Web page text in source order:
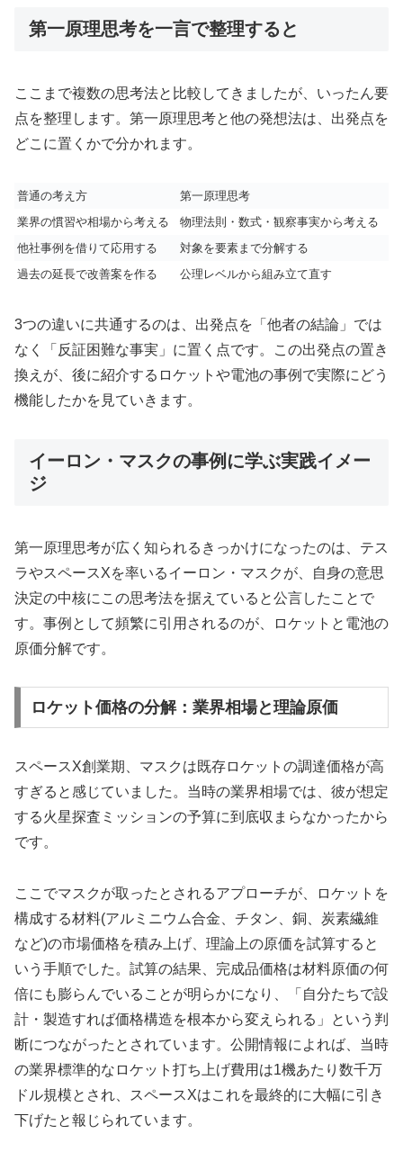
第一原理思考を一言で整理すると
ここまで複数の思考法と比較してきましたが、いったん要
点を整理します。第一原理思考と他の発想法は、出発点を
どこに置くかで分かれます。
普通の考え方
第一原理思考
業界の慣習や相場から考える
物理法則・数式・観察事実から考える
他社事例を借りて応用する
対象を要素まで分解する
過去の延長で改善案を作る
公理レベルから組み立て直す
3つの違いに共通するのは、出発点を「他者の結論」では
なく「反証困難な事実」に置く点です。この出発点の置き
換えが、後に紹介するロケットや電池の事例で実際にどう
機能したかを見ていきます。
イーロン・マスクの事例に学ぶ実践イメー
ジ
第一原理思考が広く知られるきっかけになったのは、テス
ラやスペースXを率いるイーロン・マスクが、自身の意思
決定の中核にこの思考法を据えていると公言したことで
す。事例として頻繁に引用されるのが、ロケットと電池の
原価分解です。
ロケット価格の分解：業界相場と理論原価
スペースX創業期、マスクは既存ロケットの調達価格が高
すぎると感じていました。当時の業界相場では、彼が想定
する火星探査ミッションの予算に到底収まらなかったから
です。
ここでマスクが取ったとされるアプローチが、ロケットを
構成する材料(アルミニウム合金、チタン、銅、炭素繊維
など)の市場価格を積み上げ、理論上の原価を試算すると
いう手順でした。試算の結果、完成品価格は材料原価の何
倍にも膨らんでいることが明らかになり、「自分たちで設
計・製造すれば価格構造を根本から変えられる」という判
断につながったとされています。公開情報によれば、当時
の業界標準的なロケット打ち上げ費用は1機あたり数千万
ドル規模とされ、スペースXはこれを最終的に大幅に引き
下げたと報じられています。